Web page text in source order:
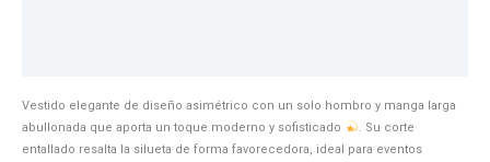
Vestido elegante de diseño asimétrico con un solo hombro y manga larga
abullonada que aporta un toque moderno y sofisticado
. Su corte
entallado resalta la silueta de forma favorecedora, ideal para eventos